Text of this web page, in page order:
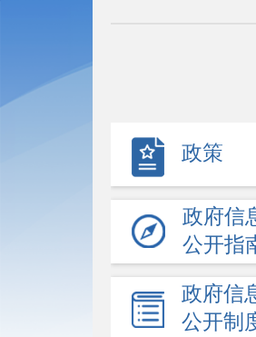
政策
政府信
公开指
政府信
公开制